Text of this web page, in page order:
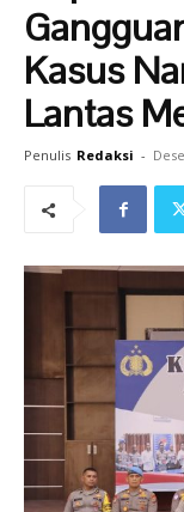
Kasus
Lantas
Penulis Redaksi -